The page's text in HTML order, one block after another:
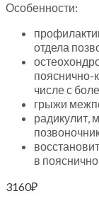
Особенности:
отдела
пояснично-
числе с
грыжи
радикулит,
в
3160₽